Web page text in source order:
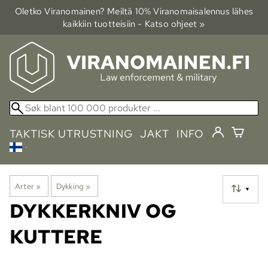
Oletko Viranomainen? Meiltä 10% Viranomais­alennus lähes
kaikkiin tuotteisiin - Katso ohjeet »
TAKTISK UTRUSTNING JAKT INFO
Arter ‪» Dykking ‪» ▼
DYKKERKNIV OG
KUTTERE